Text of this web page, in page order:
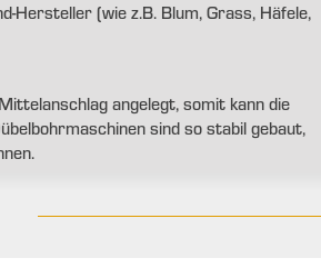
Hersteller (wie z.B. Blum, Grass, Häfele,
angelegt, somit kann die
sind so stabil gebaut,